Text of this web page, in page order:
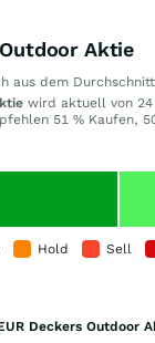
Aktie
aus dem
wird aktuell von
51 % Kaufen,
Hold Sell
Deckers Outdoor